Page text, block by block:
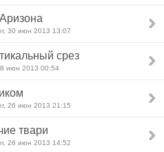
30 июн 2013 13:07
срез
июн 2013 00:54
26 июн 2013 21:15
твари
26 июн 2013 14:52